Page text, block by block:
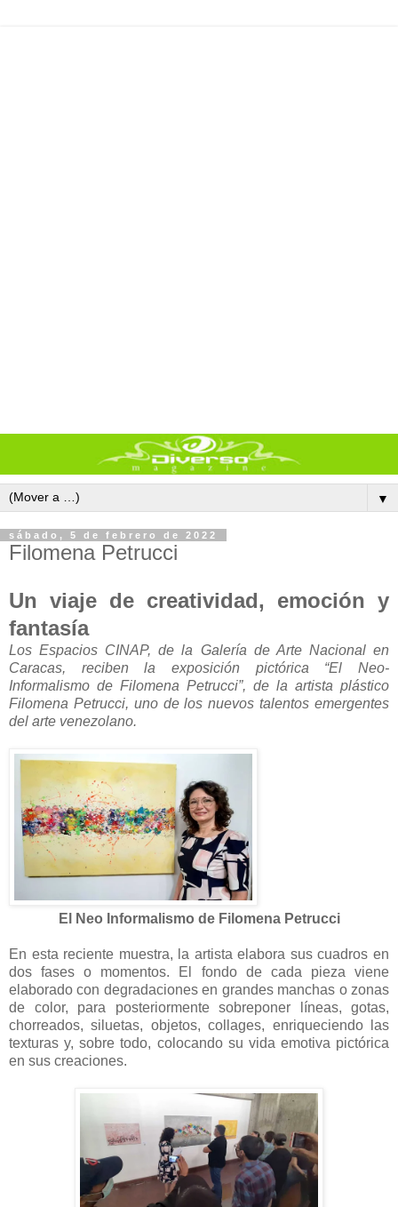
▼
sábado, 5 de febrero de 2022
Filomena Petrucci
Un viaje de creatividad, emoción y
fantasía
Los Espacios CINAP, de la Galería de Arte Nacional en
Caracas, reciben la exposición pictórica “El Neo-
Informalismo de Filomena Petrucci”, de la artista plástico
Filomena Petrucci, uno de los nuevos talentos emergentes
del arte venezolano.
El Neo Informalismo de Filomena Petrucci
En esta reciente muestra, la artista elabora sus cuadros en
dos fases o momentos. El fondo de cada pieza viene
elaborado con degradaciones en grandes manchas o zonas
de color, para posteriormente sobreponer líneas, gotas,
chorreados, siluetas, objetos, collages, enriqueciendo las
texturas y, sobre todo, colocando su vida emotiva pictórica
en sus creaciones.